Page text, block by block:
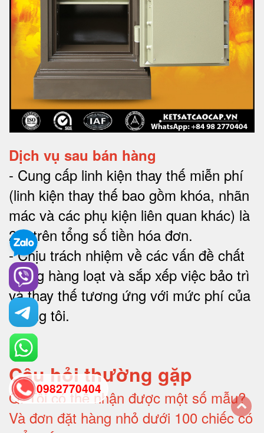
Dịch vụ sau bán hàng
- Cung cấp linh kiện thay thế miễn phí
(linh kiện thay thế bao gồm khóa, nhãn
mác và các phụ kiện liên quan khác) là
2% trên tổng số tiền hóa đơn.
-Chịu trách nhiệm về các vấn đề chất
lượng hàng loạt và sắp xếp việc bảo trì
và thay thế tương ứng với mức phí của
chúng tôi.
Câu hỏi thường gặp
Q:Tôi có thể nhận được một số mẫu?
Và đơn đặt hàng nhỏ dưới 100 chiếc có
0982770404
back